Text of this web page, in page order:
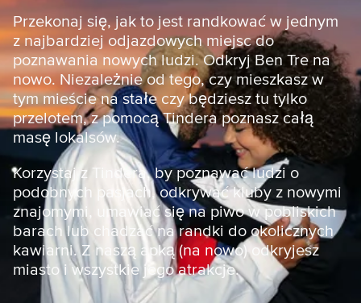
o
n
a
g
ł
ó
w
n
a
Przekonaj się, jak to jest randkować w jednym
z najbardziej odjazdowych miejsc do
poznawania nowych ludzi. Odkryj Ben Tre na
nowo. Niezależnie od tego, czy mieszkasz w
tym mieście na stałe czy będziesz tu tylko
przelotem, z pomocą Tindera poznasz całą
masę lokalsów.
Korzystaj z Tindera, by poznawać ludzi o
podobnych pasjach, odkrywać kluby z nowymi
znajomymi, umawiać się na piwo w pobliskich
barach lub chadzać na randki do okolicznych
kawiarni. Z naszą apką (na nowo) odkryjesz
miasto i wszystkie jego atrakcje.